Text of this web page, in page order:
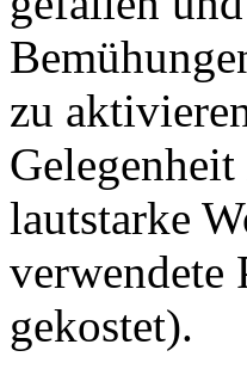
zu
lautstarke
verwendete
gekostet).